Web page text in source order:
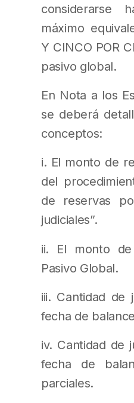
considerarse
máximo
Y CINCO POR
pasivo global.
En Nota a los
se deberá
conceptos:
i. El monto de
del
de reservas
judiciales”.
ii. El monto
Pasivo Global.
iii. Cantidad de
fecha de
iv. Cantidad de
fecha de
parciales.